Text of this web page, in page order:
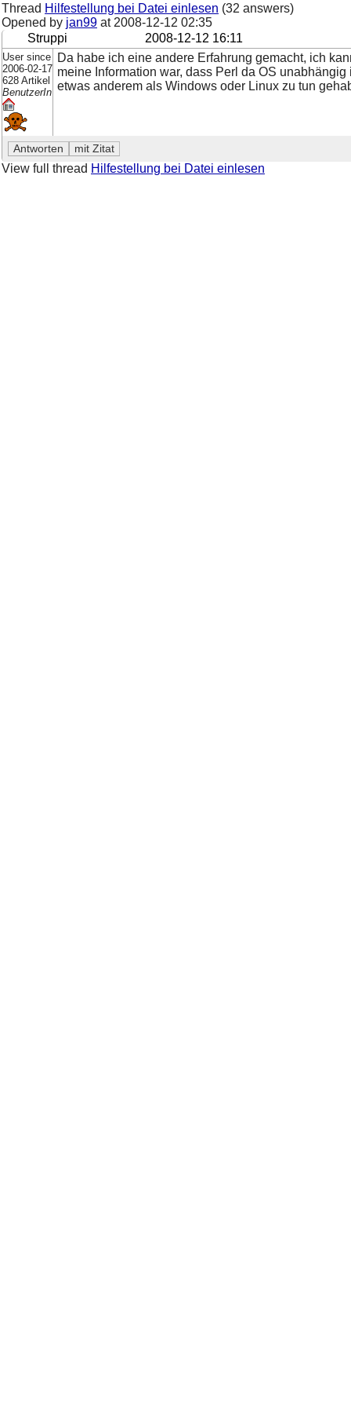
Thread Hilfestellung bei Datei einlesen (32 answers)
Opened by jan99 at 2008-12-12 02:35
Struppi
2008-12-12 16:11
User since
2006-02-17
628 Artikel
BenutzerIn
Da habe ich eine andere Erfahrung gemacht, ich
meine Information war, dass Perl da OS
etwas anderem als Windows oder Linux zu tun
View full thread Hilfestellung bei Datei einlesen